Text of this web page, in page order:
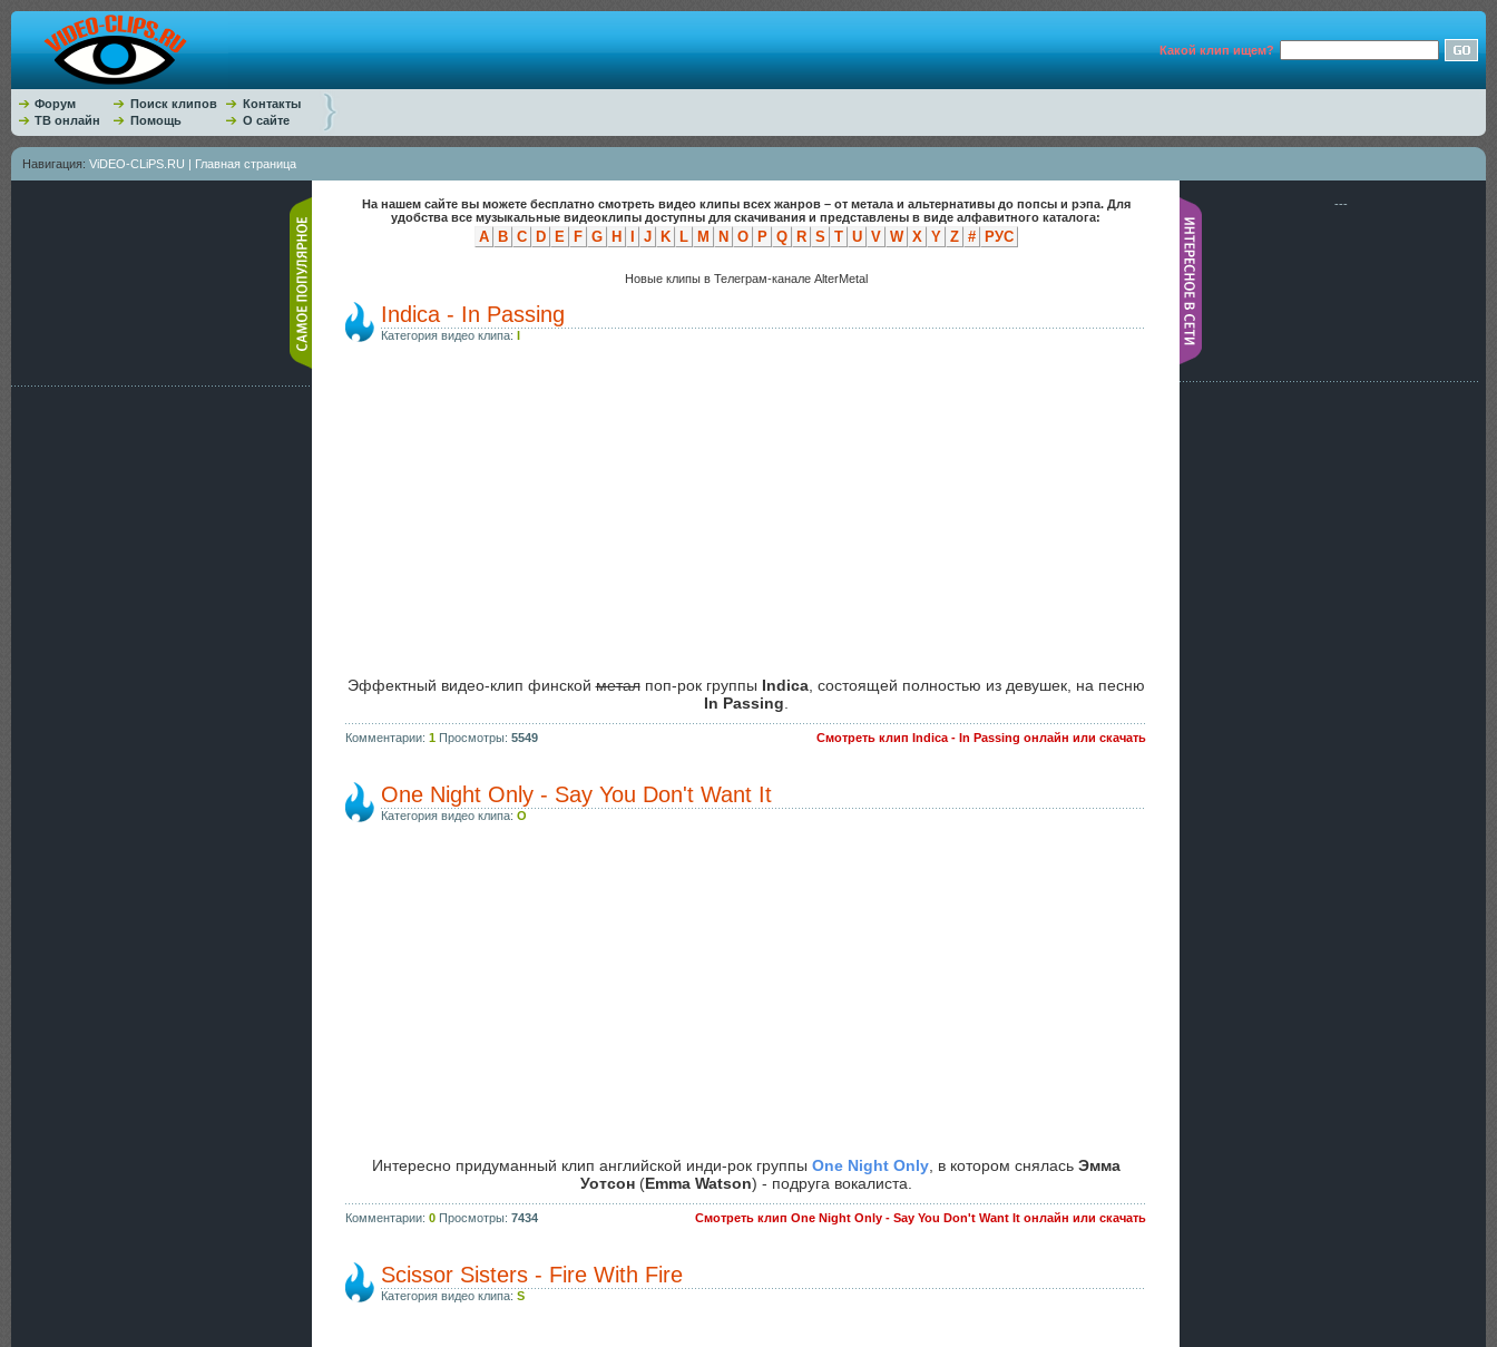
Какой клип ищем?
Форум Поиск клипов
Контакты
ТВ онлайн
Помощь О сайте
Навигация: ViDEO-CLiPS.RU | Главная страница
На нашем сайте вы можете бесплатно смотреть видео клипы всех жанров – от метала и альтернативы до попсы и рэпа. Для
удобства все музыкальные видеоклипы доступны для скачивания и представлены в виде алфавитного каталога:
A B C D E F G H J K L M N O P Q R S T U V W X Y Z # РУС
Новые клипы в Телеграм-канале AlterMetal
Indica - In Passing
Категория видео клипа: I
Эффектный видео-клип финскойметалпоп-рок группы Indica, состоящей полностью из девушек, на песню
In Passing
Комментарии: 1 Просмотры: 5549 Смотреть клип Indica - In Passing онлайн или скачать
One Night Only - Say You Don't Want It
Категория видео клипа: O
Интересно придуманный клип английской инди-рок группы One Night Only, в котором снялась Эмма
Уотсон(Emma Watson) - подруга вокалиста.
Комментарии: 0 Просмотры: 7434 Смотреть клип One Night Only - Say You Don't Want It онлайн или скачать
Scissor Sisters - Fire With Fire
Категория видео клипа: S
---